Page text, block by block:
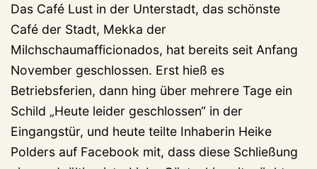
Das Café Lust in der Unterstadt, das schönste
Café der Stadt, Mekka der
Milchschaumafficionados, hat bereits seit Anfang
November geschlossen. Erst hieß es
Betriebsferien, dann hing über mehrere Tage ein
Schild „Heute leider geschlossen“ in der
Eingangstür, und heute teilte Inhaberin Heike
Polders auf Facebook mit, dass diese Schließung